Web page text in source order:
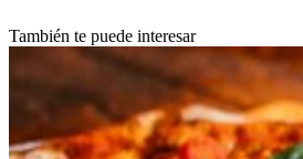
También te puede interesar